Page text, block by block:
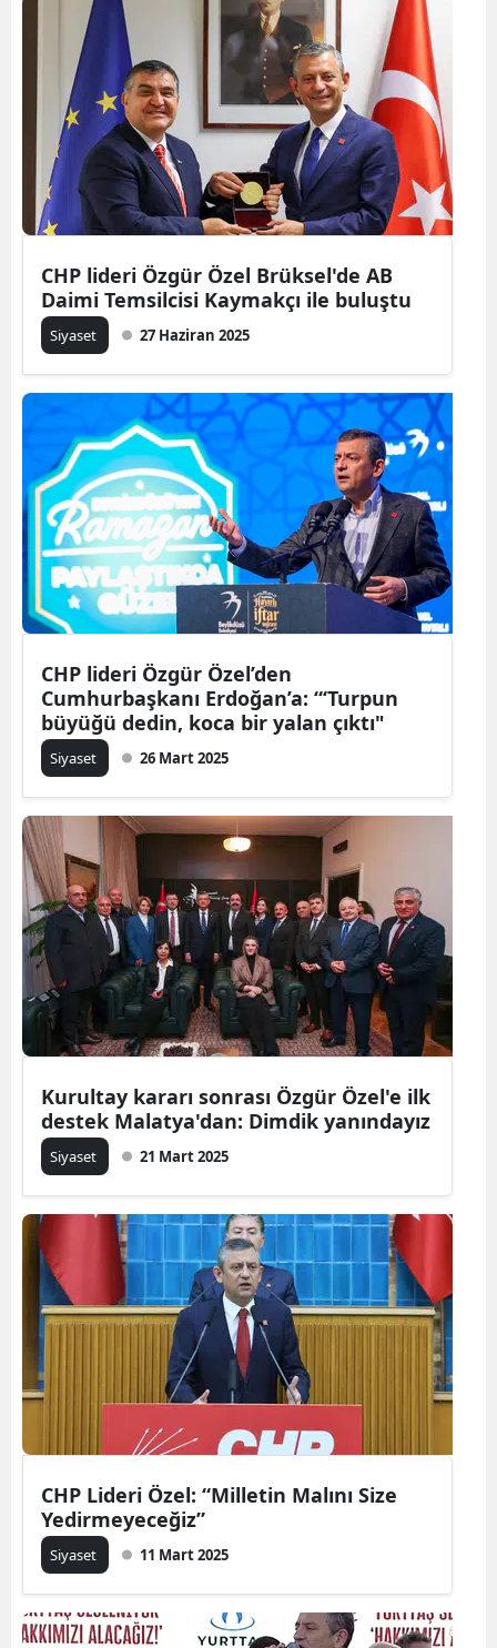
CHP lideri Özgür Özel Brüksel'de AB
Daimi Temsilcisi Kaymakçı ile buluştu
Siyaset 27 Haziran 2025
CHP lideri Özgür Özel’den
Cumhurbaşkanı Erdoğan’a: “‘Turpun
büyüğü dedin, koca bir yalan çıktı"
Siyaset 26 Mart 2025
Kurultay kararı sonrası Özgür Özel'e ilk
destek Malatya'dan: Dimdik yanındayız
Siyaset 21 Mart 2025
CHP Lideri Özel: “Milletin Malını Size
Yedirmeyeceğiz”
Siyaset 11 Mart 2025